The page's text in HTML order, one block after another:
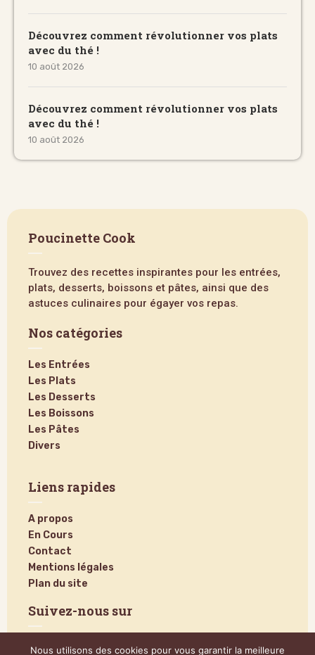
Découvrez comment révolutionner vos plats
avec du thé !
10 août 2026
Découvrez comment révolutionner vos plats
avec du thé !
10 août 2026
Poucinette Cook
Trouvez des recettes inspirantes pour les entrées,
plats, desserts, boissons et pâtes, ainsi que des
astuces culinaires pour égayer vos repas.
Nos catégories
Les Entrées
Les Plats
Les Desserts
Les Boissons
Les Pâtes
Divers
Liens rapides
A propos
En Cours
Contact
Mentions légales
Plan du site
Suivez-nous sur
Nous utilisons des cookies pour vous garantir la meilleure